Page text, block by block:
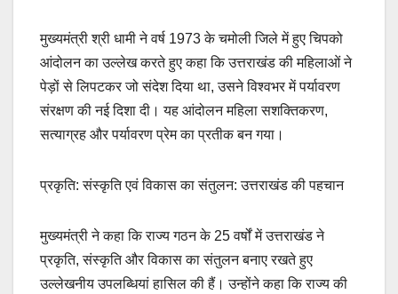
मुख्यमंत्री श्री धामी ने वर्ष 1973 के चमोली जिले में हुए चिपको
आंदोलन का उल्लेख करते हुए कहा कि उत्तराखंड की महिलाओं ने
पेड़ों से लिपटकर जो संदेश दिया था, उसने विश्वभर में पर्यावरण
संरक्षण की नई दिशा दी। यह आंदोलन महिला सशक्तिकरण,
सत्याग्रह और पर्यावरण प्रेम का प्रतीक बन गया।
प्रकृति: संस्कृति एवं विकास का संतुलन: उत्तराखंड की पहचान
मुख्यमंत्री ने कहा कि राज्य गठन के 25 वर्षों में उत्तराखंड ने
प्रकृति, संस्कृति और विकास का संतुलन बनाए रखते हुए
उल्लेखनीय उपलब्धियां हासिल की हैं। उन्होंने कहा कि राज्य की